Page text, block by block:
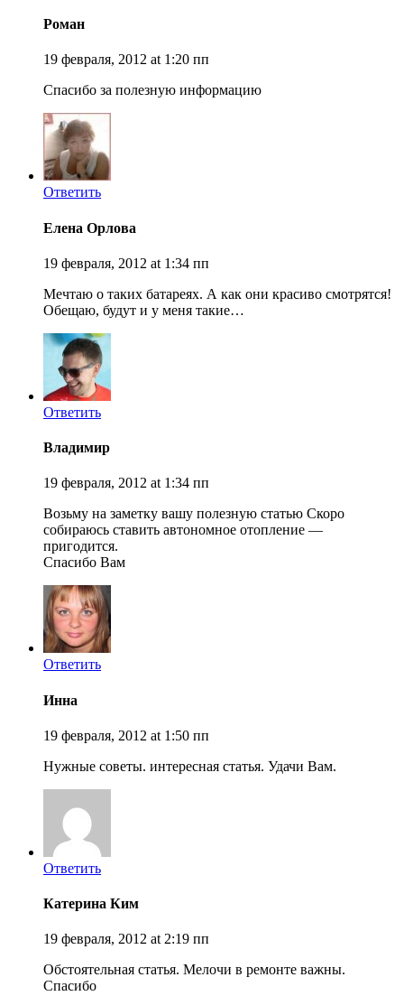
Роман
19 февраля, 2012 at 1:20 пп
Спасибо за полезную информацию
Ответить
Елена Орлова
19 февраля, 2012 at 1:34 пп
Мечтаю о таких батареях. А как они красиво смотрятся!
Обещаю, будут и у меня такие…
Ответить
Владимир
19 февраля, 2012 at 1:34 пп
Возьму на заметку вашу полезную статью Скоро
собираюсь ставить автономное отопление —
пригодится.
Спасибо Вам
Ответить
Инна
19 февраля, 2012 at 1:50 пп
Нужные советы. интересная статья. Удачи Вам.
Ответить
Катерина Ким
19 февраля, 2012 at 2:19 пп
Обстоятельная статья. Мелочи в ремонте важны.
Спасибо